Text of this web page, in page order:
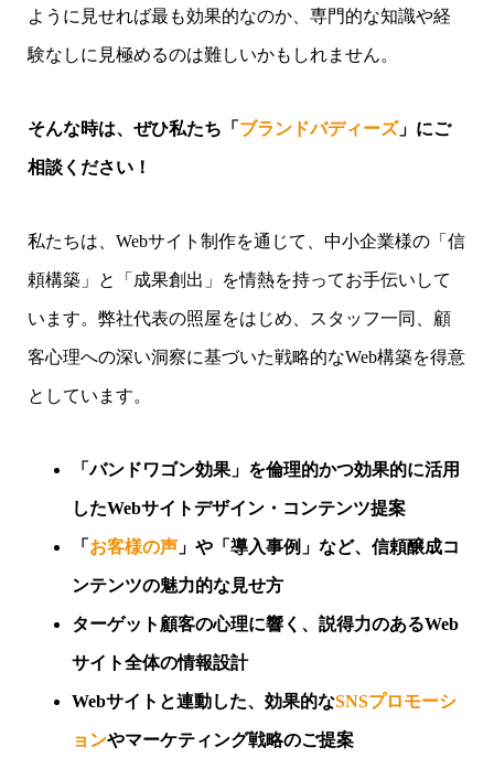
ように見せれば最も効果的なのか、専門的な知識や経
験なしに見極めるのは難しいかもしれません。
そんな時は、ぜひ私たち「 ブランドバディーズ」にご
相談ください！
私たちは、Webサイト制作を通じて、中小企業様の「信
頼構築」と「成果創出」を情熱を持ってお手伝いして
います。弊社代表の照屋をはじめ、スタッフ一同、顧
客心理への深い洞察に基づいた戦略的なWeb構築を得意
としています。
「バンドワゴン効果」を倫理的かつ効果的に活用
したWebサイトデザイン・コンテンツ提案
「 お客様の声」や「導入事例」など、信頼醸成コ
ンテンツの魅力的な見せ方
ターゲット顧客の心理に響く、説得力のあるWeb
サイト全体の情報設計
Webサイトと連動した、効果的なSNSプロモーシ
ョンやマーケティング戦略のご提案